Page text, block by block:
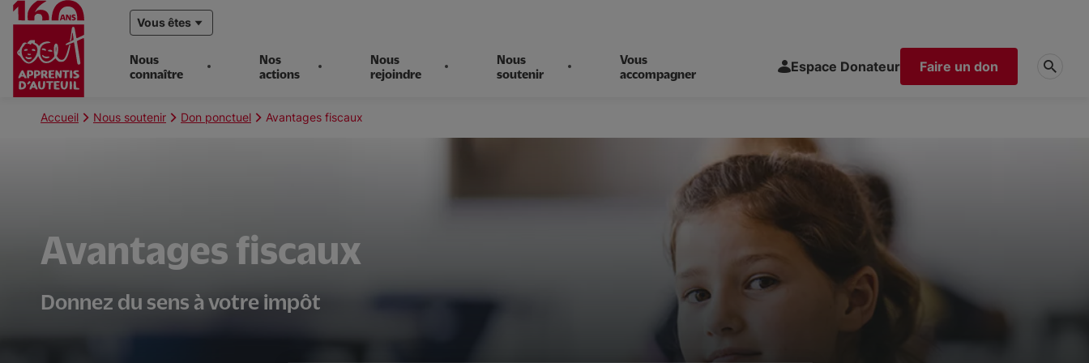
Vous êtes
Nous
connaître
Nos
actions
Nous
rejoindre
Nous
soutenir
Vous
accompagner
Espace Donateur Faire un don
Fil
Accueil Nous soutenir Don ponctuel Avantages fiscaux
Avantages fiscaux
Donnez du sens à votre impôt